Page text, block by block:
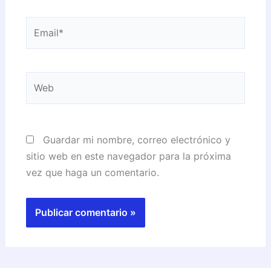
Guardar mi nombre, correo electrónico y
sitio web en este navegador para la próxima
vez que haga un comentario.